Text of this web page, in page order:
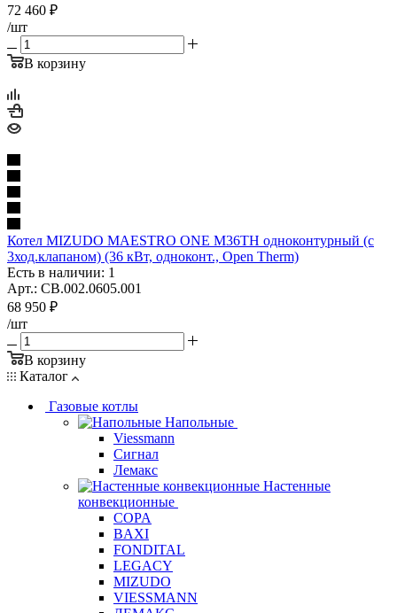
72 460 ₽
/шт
В корзину
Котел MIZUDO MAESTRO ONE M36TН одноконтурный (с
3ход.клапаном) (36 кВт, одноконт., Open Therm)
Есть в наличии: 1
Арт.: CB.002.0605.001
68 950 ₽
/шт
В корзину
Каталог
Газовые котлы
Напольные
Viessmann
Сигнал
Лемакс
Настенные
конвекционные
COPA
BAXI
FONDITAL
LEGACY
MIZUDO
VIESSMANN